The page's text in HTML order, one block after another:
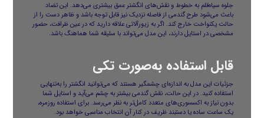
جلوه سیاه‌قلم به خطوط و نقش‌های انگشتر عمق بیشتری می‌دهد. این تضاد
باعث می‌شود طرح گندمی از فاصله نزدیک نیز قابل توجه باشد و ظاهر دست را از
حالت یکنواخت خارج کند. اگر به زیورآلاتی علاقه دارید که در عین ظرافت، حضور
مشخصی در استایل دارند، این مدل می‌تواند با سلیقه شما هماهنگ باشد.
قابل استفاده به‌صورت تکی
جزئیات این مدل به اندازه‌ای چشمگیر هستند که می‌توانید انگشتر را به‌تنهایی
استفاده کنید. در این حالت، نقش گندمی بیشتر به چشم می‌آید و استایل شما
بدون نیاز به اکسسوری‌های متعدد کامل‌تر به نظر می‌رسد. برای استفاده روزمره،
یک ساعت ساده یا دستبند ظریف در کنار آن انتخاب مناسبی خواهد بود.